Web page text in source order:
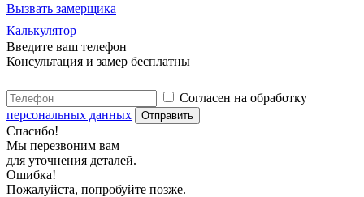
Вызвать замерщика
Калькулятор
Введите ваш телефон
Консультация и замер бесплатны
Согласен на обработку
персональных данных
Отправить
Спасибо!
Мы перезвоним вам
для уточнения деталей.
Ошибка!
Пожалуйста, попробуйте позже.